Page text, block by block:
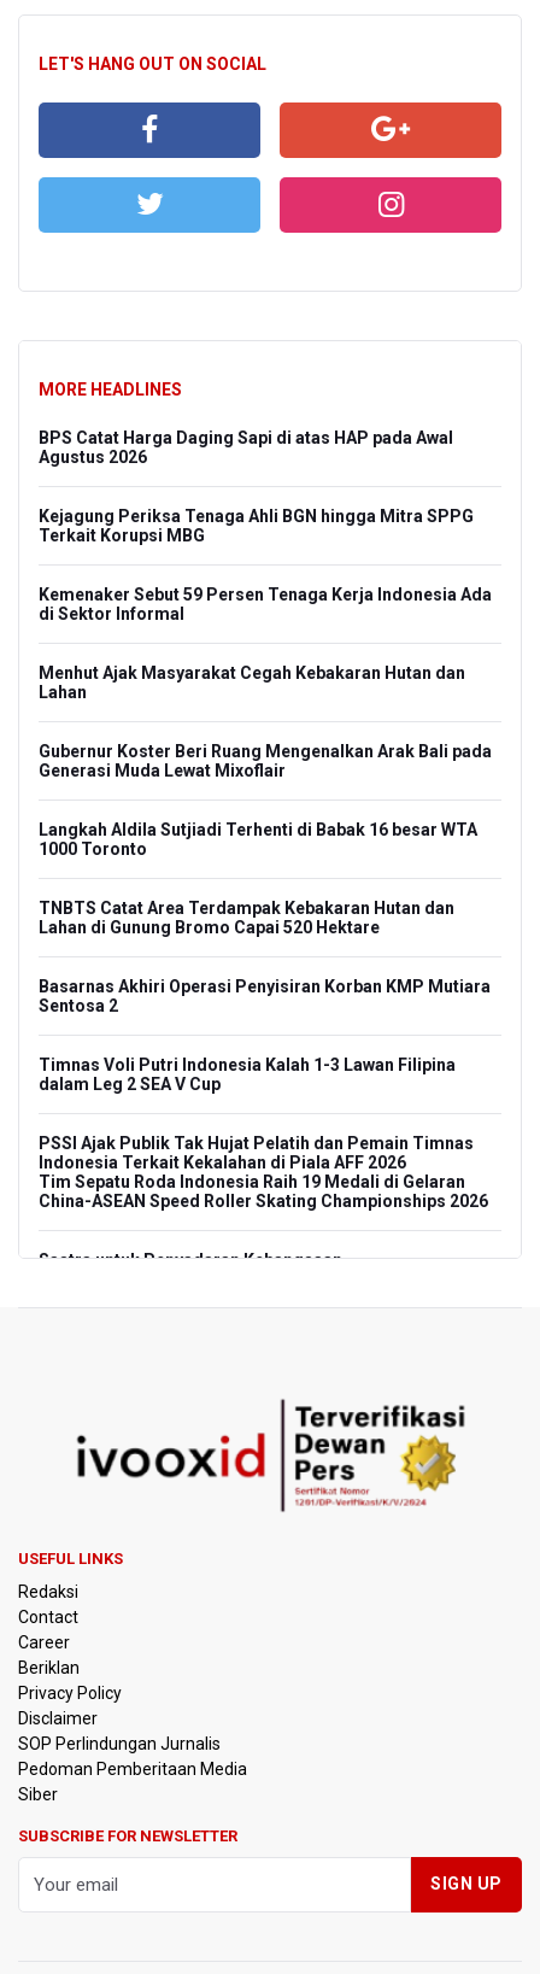
LET'S HANG OUT ON SOCIAL
MORE HEADLINES
BPS Catat Harga Daging Sapi di atas HAP pada Awal
Agustus 2026
Kejagung Periksa Tenaga Ahli BGN hingga Mitra SPPG
Terkait Korupsi MBG
Kemenaker Sebut 59 Persen Tenaga Kerja Indonesia Ada
di Sektor Informal
Menhut Ajak Masyarakat Cegah Kebakaran Hutan dan
Lahan
Gubernur Koster Beri Ruang Mengenalkan Arak Bali pada
Generasi Muda Lewat Mixoflair
Langkah Aldila Sutjiadi Terhenti di Babak 16 besar WTA
1000 Toronto
TNBTS Catat Area Terdampak Kebakaran Hutan dan
Lahan di Gunung Bromo Capai 520 Hektare
Basarnas Akhiri Operasi Penyisiran Korban KMP Mutiara
Sentosa 2
Timnas Voli Putri Indonesia Kalah 1-3 Lawan Filipina
dalam Leg 2 SEA V Cup
PSSI Ajak Publik Tak Hujat Pelatih dan Pemain Timnas
Indonesia Terkait Kekalahan di Piala AFF 2026
Tim Sepatu Roda Indonesia Raih 19 Medali di Gelaran
China-ASEAN Speed Roller Skating Championships 2026
Sastra untuk Penyadaran Kebangsaan
Menhut Serahkan Penyelidikan Penyebab Kebakaran
Hutan dan Lahan di Gunung Bromo pada Penegak Hukum
Pemerintah Tetapkan Harga Patokan Batu Bara Agustus
2026 USD 124,44 per Ton, Turun 5,62 Persen
Meretas Jalan Terjal Ekonomi Digital: Perjuangan Siti
Dikaji Komprehensif
BGN Wajibkan Ompreng MBG Cantumkan Batas Waktu
Konsumsi Mulai Pekan Depan
BEI Catat Pertumbuhan Investor Saham Capai 10,05 Juta
Wisata Berkelanjutan
Kemkomdigi Targetkan Reaktivasi IGRS Rampung 2026
USEFUL LINKS
Redaksi
Contact
Career
Beriklan
Privacy Policy
Disclaimer
SOP Perlindungan Jurnalis
Pedoman Pemberitaan Media
Siber
SUBSCRIBE FOR NEWSLETTER